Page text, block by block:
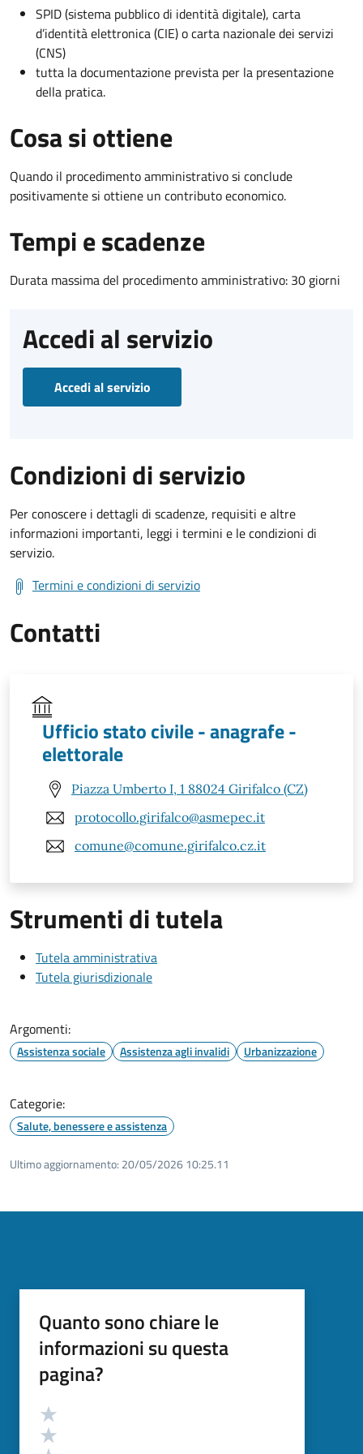
SPID (sistema pubblico di identità digitale), carta
d’identità elettronica (CIE) o carta nazionale dei servizi
(CNS)
tutta la documentazione prevista per la presentazione
della pratica.
Cosa si ottiene
Quando il procedimento amministrativo si conclude
positivamente si ottiene un contributo economico.
Tempi e scadenze
Durata massima del procedimento amministrativo: 30 giorni
Accedi al servizio
Accedi al servizio
Condizioni di servizio
Per conoscere i dettagli di scadenze, requisiti e altre
informazioni importanti, leggi i termini e le condizioni di
servizio.
Termini e condizioni di servizio
Contatti
Ufficio stato civile - anagrafe -
elettorale
Piazza Umberto I, 1 88024 Girifalco (CZ)
protocollo.girifalco@asmepec.it
comune@comune.girifalco.cz.it
Strumenti di tutela
Tutela amministrativa
Tutela giurisdizionale
Argomenti:
Assistenza sociale Assistenza agli invalidi Urbanizzazione
Categorie:
Salute, benessere e assistenza
Ultimo aggiornamento: 20/05/2026 10:25.11
Quanto sono chiare le
informazioni su questa
pagina?
Valutazione